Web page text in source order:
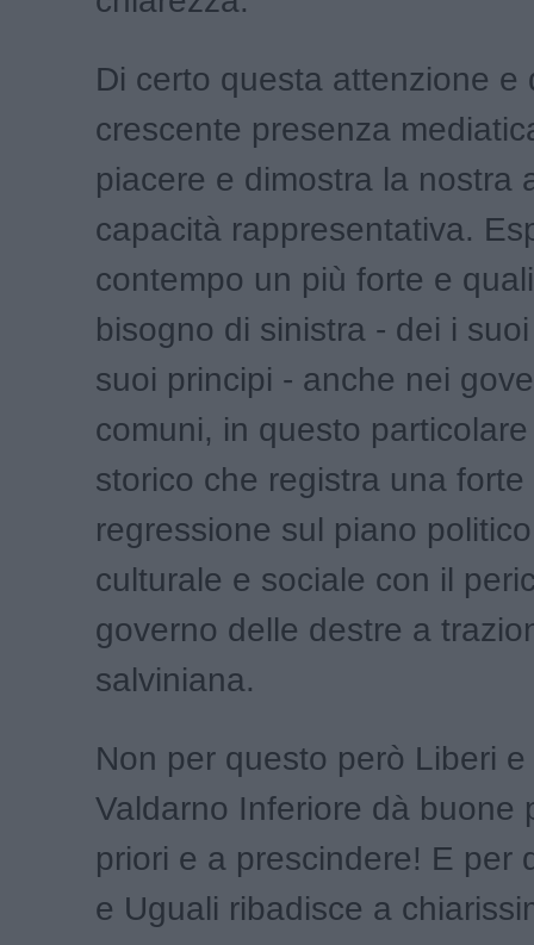
Di certo questa attenzione e
crescente presenza
piacere e dimostra la nostra
capacità rappresentativa.
contempo un più forte e
bisogno di sinistra - dei i
suoi principi - anche nei
comuni, in questo
storico che registra una
regressione sul piano
culturale e sociale con il
governo delle destre a
salviniana.
Non per questo però Liberi
Valdarno Inferiore dà buone
priori e a prescindere! E per
e Uguali ribadisce a